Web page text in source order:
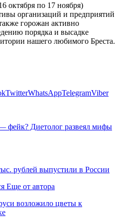
октября по 17 ноября)
организаций и предприятий
горожан активно
порядка и высадке
нашего любимого Бреста.
TwitterWhatsAppTelegramViber
фейк? Диетолог развеял мифы
рублей выпустили в России
Еще от автора
возложило цветы к